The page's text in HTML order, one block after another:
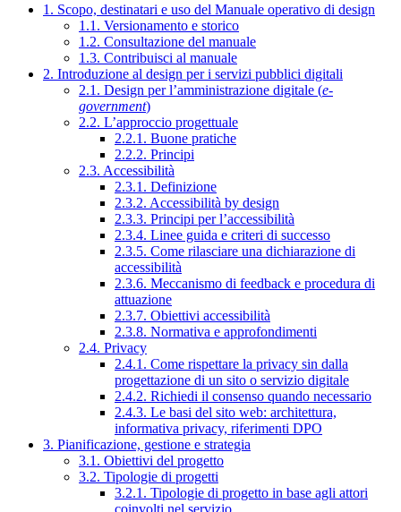
1. Scopo, destinatari e uso del Manuale operativo di design
1.1. Versionamento e storico
1.2. Consultazione del manuale
1.3. Contribuisci al manuale
2. Introduzione al design per i servizi pubblici digitali
2.1. Design per l’amministrazione digitale (e-
government)
2.2. L’approccio progettuale
2.2.1. Buone pratiche
2.2.2. Principi
2.3. Accessibilità
2.3.1. Definizione
2.3.2. Accessibilità by design
2.3.3. Principi per l’accessibilità
2.3.4. Linee guida e criteri di successo
2.3.5. Come rilasciare una dichiarazione di
accessibilità
2.3.6. Meccanismo di feedback e procedura di
attuazione
2.3.7. Obiettivi accessibilità
2.3.8. Normativa e approfondimenti
2.4. Privacy
2.4.1. Come rispettare la privacy sin dalla
progettazione di un sito o servizio digitale
2.4.2. Richiedi il consenso quando necessario
2.4.3. Le basi del sito web: architettura,
informativa privacy, riferimenti DPO
3. Pianificazione, gestione e strategia
3.1. Obiettivi del progetto
3.2. Tipologie di progetti
3.2.1. Tipologie di progetto in base agli attori
coinvolti nel servizio